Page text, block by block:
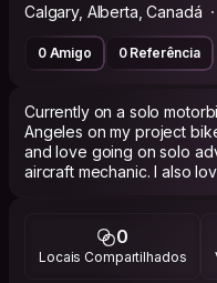
Calgary, Alberta, Canadá
0 Amigo 0 Referência
Currently on a solo
Angeles on my project
and love going on solo
aircraft mechanic. I also
0
Locais Compartilhados